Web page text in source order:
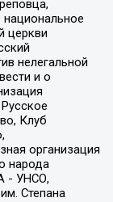
церкви
нелегальной
и о
Клуб
организация
народа
- УНСО,
Степана